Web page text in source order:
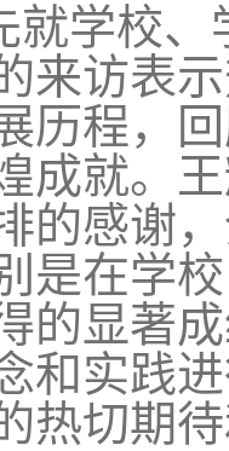
就学校
来访表
历程，
成就。
的感谢
是在学
的显著
和实践
热切期